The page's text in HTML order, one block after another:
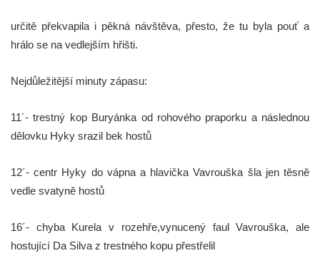
určitě překvapila i pěkná návštěva, přesto, že tu byla pouť a
hrálo se na vedlejším hřišti.
Nejdůležitější minuty zápasu:
11´- trestný kop Buryánka od rohového praporku a následnou
dělovku Hyky srazil bek hostů
12´- centr Hyky do vápna a hlavička Vavrouška šla jen těsně
vedle svatyně hostů
16´- chyba Kurela v rozehře,vynucený faul Vavrouška, ale
hostující Da Silva z trestného kopu přestřelil